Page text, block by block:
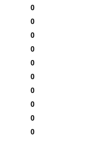
0
0
0
0
0
0
0
0
0
0